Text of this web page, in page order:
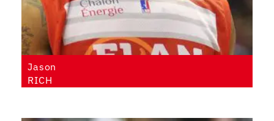
Jason
RICH